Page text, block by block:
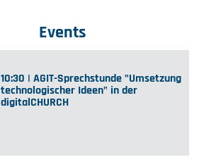
Events
10:30 | AGIT-Sprechstunde "Umsetzung
technologischer Ideen" in der
digitalCHURCH